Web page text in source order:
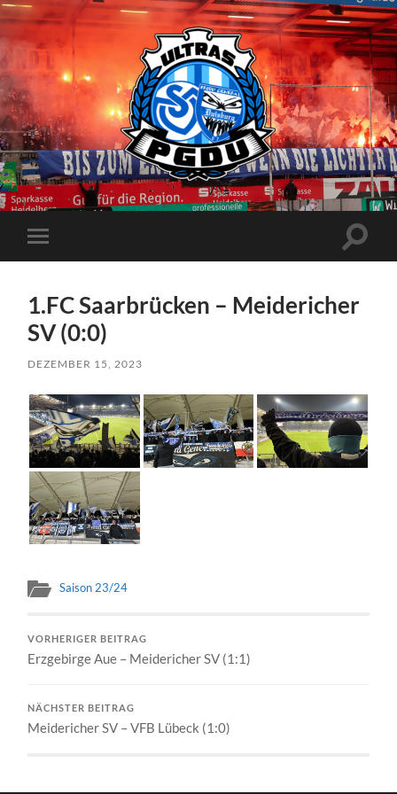
Proud
Generation
Duisburg
Mobile-
Menü
1.FC Saarbrücken – Meidericher
SV (0:0)
DEZEMBER 15, 2023
Saison 23/24
VORHERIGER BEITRAG
Erzgebirge Aue – Meidericher SV (1:1)
NÄCHSTER BEITRAG
Meidericher SV – VFB Lübeck (1:0)